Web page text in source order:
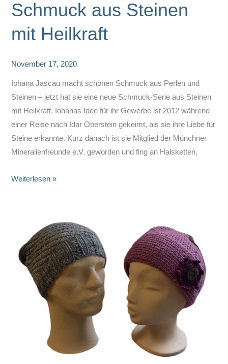
Schmuck aus Steinen
mit Heilkraft
November 17, 2020
Iohana Jascau macht schönen Schmuck aus Perlen und
Steinen – jetzt hat sie eine neue Schmuck-Serie aus Steinen
mit Heilkraft. Iohanas Idee für ihr Gewerbe ist 2012 während
einer Reise nach Idar Oberstein gekeimt, als sie ihre Liebe für
Steine erkannte. Kurz danach ist sie Mitglied der Münchner
Mineralienfreunde e.V. geworden und fing an Halsketten,
Schmuck
Heilkraft
Weiterlesen »